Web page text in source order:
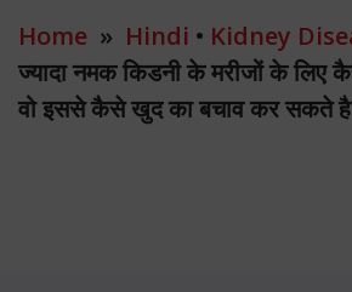
Home » Hindi • Kidney
ज्यादा नमक किडनी के मरीजों के लिए
वो इससे कैसे खुद का बचाव कर सकते